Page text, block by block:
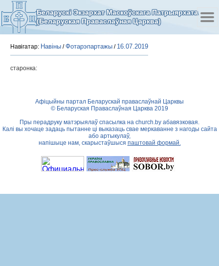
Беларускі Экзархат Маскоўскага Патрыярхата
(Беларуская Праваслаўная Царква)
Навігатар: Навіны /Фотарэпартажы / 16.07.2019
старонка:
Афіцыйны партал Беларускай праваслаўнай Царквы
© Беларуская Праваслаўная Царква 2019
Пры перадруку матэрыялаў спасылка на church.by абавязковая.
Калі вы хочаце задаць пытанне ці выказаць свае меркаванне з нагоды сайта
або артыкулаў,
напішыце нам, скарыстаўшыся паштовай формай.